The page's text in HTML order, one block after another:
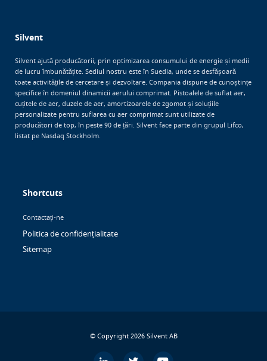
Silvent
Silvent ajută producătorii, prin optimizarea consumului de energie și medii
de lucru îmbunătățite. Sediul nostru este în Suedia, unde se desfășoară
toate activitățile de cercetare și dezvoltare. Compania dispune de cunoștințe
specifice în domeniul dinamicii aerului comprimat. Pistoalele de suflat aer,
cuțitele de aer, duzele de aer, amortizoarele de zgomot și soluțiile
personalizate pentru suflarea cu aer comprimat sunt utilizate de
producători de top, în peste 90 de țări. Silvent face parte din grupul Lifco,
listat pe Nasdaq Stockholm.
Shortcuts
Contactați-ne
Politica de confidențialitate
Sitemap
© Copyright 2026 Silvent AB